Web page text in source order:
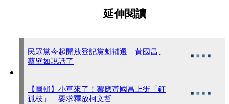
延伸閱讀
民眾黨今起開放登記黨魁補選 黃國昌、
蔡壁如說話了
【圖輯】小草來了！響應黃國昌上街「釘
孤枝」 要求釋放柯文哲